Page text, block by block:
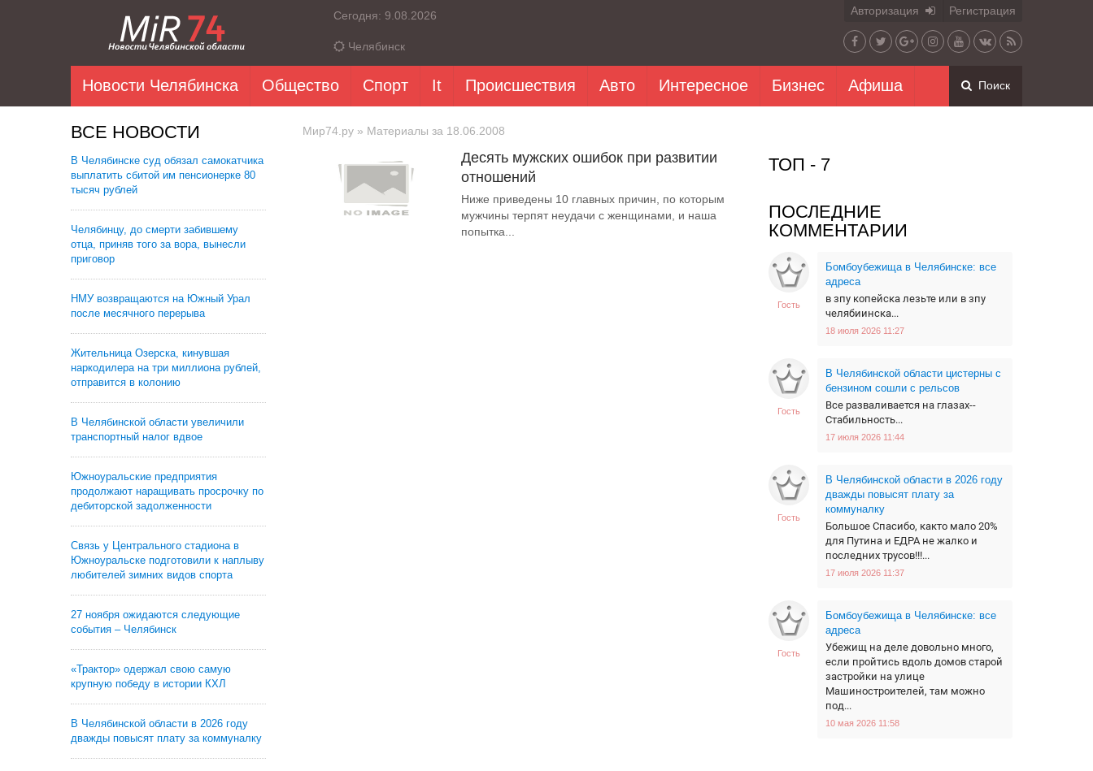
Сегодня: 9.08.2026
Челябинск
Авторизация Регистрация
Новости Челябинска Общество Спорт It Происшествия Авто Интересное Бизнес Афиша Поиск
ВСЕ НОВОСТИ
В Челябинске суд обязал самокатчика
выплатить сбитой им пенсионерке 80
тысяч рублей
Челябинцу, до смерти забившему
отца, приняв того за вора, вынесли
приговор
НМУ возвращаются на Южный Урал
после месячного перерыва
Жительница Озерска, кинувшая
наркодилера на три миллиона рублей,
отправится в колонию
В Челябинской области увеличили
транспортный налог вдвое
Южноуральские предприятия
продолжают наращивать просрочку по
дебиторской задолженности
Связь у Центрального стадиона в
Южноуральске подготовили к наплыву
любителей зимних видов спорта
27 ноября ожидаются следующие
события – Челябинск
«Трактор» одержал свою самую
крупную победу в истории КХЛ
В Челябинской области в 2026 году
дважды повысят плату за коммуналку
ТОП - 7
ПОСЛЕДНИЕ
КОММЕНТАРИИ
Гость
Бомбоубежища в Челябинске: все
адреса
в зпу копейска лезьте или в зпу
челябиинска...
18 июля 2026 11:27
Гость
В Челябинской области цистерны с
бензином сошли с рельсов
Все разваливается на глазах--
Стабильность...
17 июля 2026 11:44
Гость
В Челябинской области в 2026 году
дважды повысят плату за
коммуналку
Большое Спасибо, както мало 20%
для Путина и ЕДРА не жалко и
последних трусов!!!...
17 июля 2026 11:37
Гость
Бомбоубежища в Челябинске: все
адреса
Убежищ на деле довольно много,
если пройтись вдоль домов старой
застройки на улице
Машиностроителей, там можно
под...
10 мая 2026 11:58
Мир74.ру » Материалы за 18.06.2008
Десять мужских ошибок при развитии
отношений
Ниже приведены 10 главных причин, по которым
мужчины терпят неудачи с женщинами, и наша
попытка...